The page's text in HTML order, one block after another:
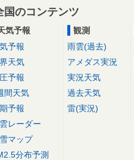
国のコンテンツ
気予報
予報
天気
予報
間天気
予報
レーダー
マップ
分布予測
観測
雨雲(過去)
アメダス実況
実況天気
過去天気
雷(実況)